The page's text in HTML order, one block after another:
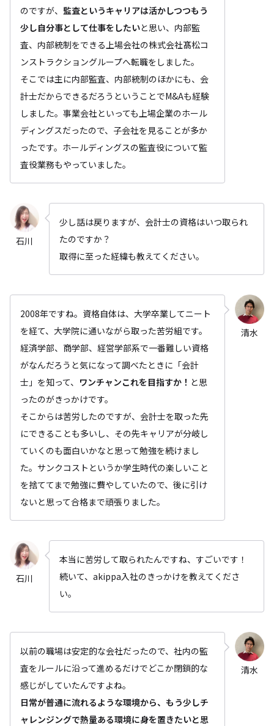
のですが、 監査というキャリアは活かしつつもう
少し自分事として仕事をしたいと思い、内部監
査、内部統制をできる上場会社の株式会社髙松コ
ンストラクショングループへ転職をしました。
そこでは主に内部監査、内部統制のほかにも、会
計士だからできるだろうということでM&Aも経験
しました。事業会社といっても上場企業のホール
ディングスだったので、子会社を見ることが多か
ったです。ホールディングスの監査役について監
査役業務もやっていました。
石川
少し話は戻りますが、会計士の資格はいつ取られ
たのですか？
取得に至った経緯も教えてください。
2008年ですね。資格自体は、大学卒業してニート
を経て、大学院に通いながら取った苦労組です。
経済学部、商学部、経営学部系で一番難しい資格
がなんだろうと気になって調べたときに「会計
士」を知って、 ワンチャンこれを目指すか！ と思
ったのがきっかけです。
そこからは苦労したのですが、会計士を取った先
にできることも多いし、その先キャリアが分岐し
ていくのも面白いかなと思って勉強を続けまし
た。サンクコストというか学生時代の楽しいこと
を捨ててまで勉強に費やしていたので、後に引け
ないと思って合格まで頑張りました。
清水
石川
本当に苦労して取られたんですね、すごいです！
続いて、akippa入社のきっかけを教えてくださ
い。
以前の職場は安定的な会社だったので、社内の監
査をルールに沿って進めるだけでどこか閉鎖的な
感じがしていたんですよね。
日常が普通に流れるような環境から、もう少しチ
ャレンジングで熱量ある環境に身を置きたいと思
清水